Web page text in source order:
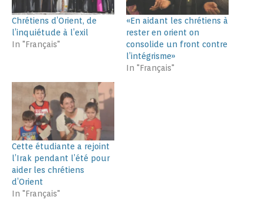
Chrétiens d’Orient, de
l’inquiétude à l’exil
In "Français"
«En aidant les chrétiens à
rester en orient on
consolide un front contre
l’intégrisme»
In "Français"
Cette étudiante a rejoint
l’Irak pendant l’été pour
aider les chrétiens
d’Orient
In "Français"